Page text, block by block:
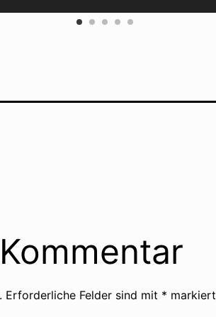
Erforderliche Felder sind mit * markiert